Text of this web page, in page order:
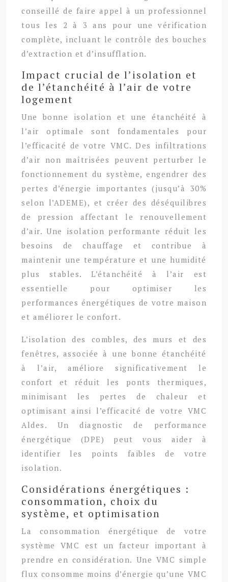
conseillé de faire appel à un professionnel
tous les 2 à 3 ans pour une vérification
complète, incluant le contrôle des bouches
d’extraction et d’insufflation.
Impact crucial de l’isolation et
de l’étanchéité à l’air de votre
logement
Une bonne isolation et une étanchéité à
l’air optimale sont fondamentales pour
l’efficacité de votre VMC. Des infiltrations
d’air non maîtrisées peuvent perturber le
fonctionnement du système, engendrer des
pertes d’énergie importantes (jusqu’à 30%
selon l’ADEME), et créer des déséquilibres
de pression affectant le renouvellement
d’air. Une isolation performante réduit les
besoins de chauffage et contribue à
maintenir une température et une humidité
plus stables. L’étanchéité à l’air est
essentielle pour optimiser les
performances énergétiques de votre maison
et améliorer le confort.
L’isolation des combles, des murs et des
fenêtres, associée à une bonne étanchéité
à l’air, améliore significativement le
confort et réduit les ponts thermiques,
minimisant les pertes de chaleur et
optimisant ainsi l’efficacité de votre VMC
Aldes. Un diagnostic de performance
énergétique (DPE) peut vous aider à
identifier les points faibles de votre
isolation.
Considérations énergétiques :
consommation, choix du
système, et optimisation
La consommation énergétique de votre
système VMC est un facteur important à
prendre en considération. Une VMC simple
flux consomme moins d’énergie qu’une VMC